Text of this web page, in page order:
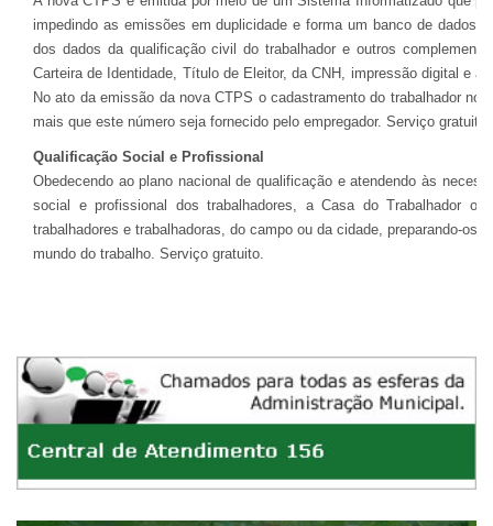
impedindo as emissões em duplicidade e forma um banco de dados
dos dados da qualificação civil do trabalhador e outros
Carteira de Identidade, Título de Eleitor, da CNH, impressão digital e
No ato da emissão da nova CTPS o cadastramento do trabalhador no
mais que este número seja fornecido pelo empregador. Serviço gratuito.
Qualificação Social e Profissional
Obedecendo ao plano nacional de qualificação e atendendo às
social e profissional dos trabalhadores, a Casa do Trabalhador
trabalhadores e trabalhadoras, do campo ou da cidade, preparando-os
mundo do trabalho. Serviço gratuito.